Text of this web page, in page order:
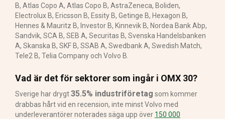
B, Atlas Copo A, Atlas Copo B, AstraZeneca, Boliden,
Electrolux B, Ericsson B, Essity B, Getinge B, Hexagon B,
Hennes & Mauritz B, Investor B, Kinnevik B, Nordea Bank Abp,
Sandvik, SCA B, SEB A, Securitas B, Svenska Handelsbanken
A, Skanska B, SKF B, SSAB A, Swedbank A, Swedish Match,
Tele2 B, Telia Company och Volvo B.
Vad är det för sektorer som ingår i OMX 30?
Sverige har drygt35.5% industriföretag som kommer
drabbas hårt vid en recension, inte minst Volvo med
underleverantörer noterades säga upp över 150 000